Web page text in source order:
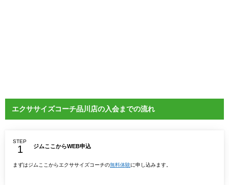
エクササイズコーチ品川店の入会までの流れ
STEP
ジムここからWEB申込
まずはジムここからエクササイズコーチの無料体験に申し込みます。